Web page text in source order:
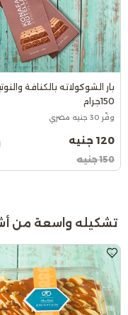
بار الشوكولاته بالكنافة
150جرام
وفّر 30 جنيه مصري
120 جنيه
150 جنيه
تشكيله واسعة من